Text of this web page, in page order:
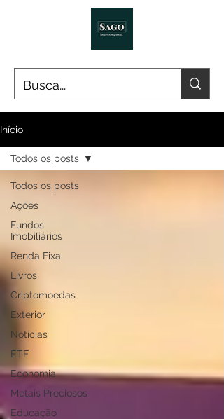
Início
Todos os posts
Ações
Fundos
Imobiliários
Renda Fixa
Livros
Criptomoedas
Exterior
Notícias
ETF
Economia
Metais Preciosos
Educação
Todos os posts